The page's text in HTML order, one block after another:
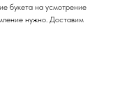
букета на усмотрение
нужно. Доставим